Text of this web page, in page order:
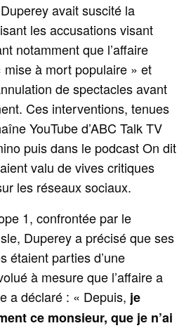
avait suscité la
les accusations visant
notamment que l’affaire
mise à mort populaire » et
de spectacles avant
Ces interventions, tenues
YouTube d’ABC Talk TV
puis dans le podcast On dit
valu de vives critiques
les réseaux sociaux.
1, confrontée par le
Duperey a précisé que ses
étaient parties d’une
à mesure que l’affaire a
a déclaré : « Depuis, je
ce monsieur, que je n’ai